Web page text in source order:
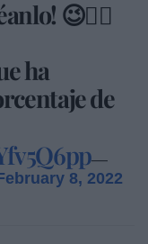
😉👇🏼
ha
de
—
8, 2022